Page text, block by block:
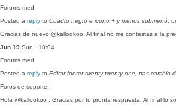
Forums med
Posted a reply to Cuadro negro e icono + y menos submenú ,
Gracias de nuevo @kallookoo. Al final no me contestas a la
Jun 19 Sun · 18:04
Forums med
Posted a reply to Editar footer twenty twenty one, tras cambio
Foros de soporte:
Hola @kallookoo : Gracias por tu pronta respuesta. Al final lo